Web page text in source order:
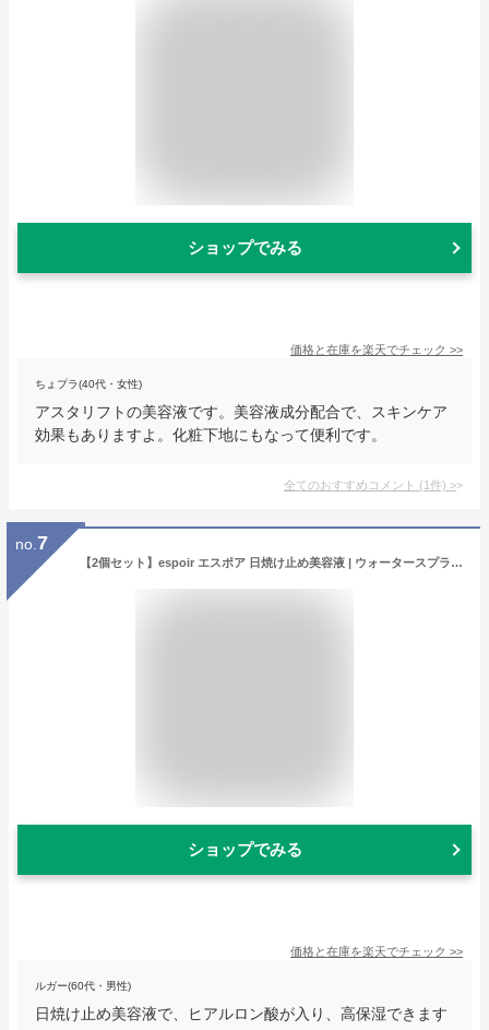
ショップでみる
価格と在庫を楽天でチェック >>
ちょプラ(40代・女性)
アスタリフトの美容液です。美容液成分配合で、スキンケア
効果もありますよ。化粧下地にもなって便利です。
全てのおすすめコメント (1件) >
no. 7
【2個セット】espoir エスポア 日焼け止め美容液 | ウォータースプラッシュサンセラム 50ml SPF50+ PA+++ 2個セット | 肌なじみがいい むくみ解消 カフェイン配合 ヒアルロン酸 高保湿 化粧下地 UV下地 UVカット ベースメイク UV美容液 ヴィーガン 韓国コスメ
ショップでみる
価格と在庫を楽天でチェック >>
ルガー(60代・男性)
日焼け止め美容液で、ヒアルロン酸が入り、高保湿できます